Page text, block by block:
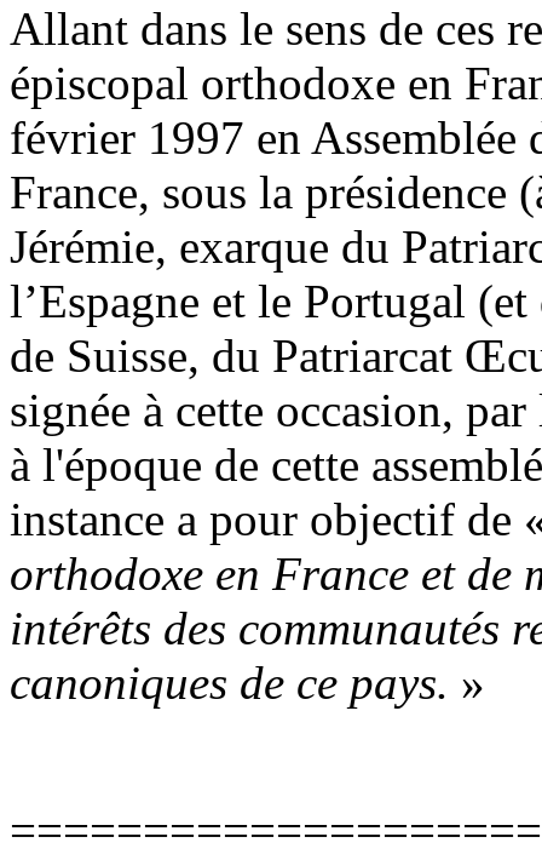
Allant dans le sens de ces
épiscopal orthodoxe en
février 1997 en Assemblée
France, sous la présidence
Jérémie, exarque du
l’Espagne et le Portugal
de Suisse, du Patriarcat
signée à cette occasion,
à l'époque de cette
instance a pour objectif de
orthodoxe en France et de
intérêts des communautés
canoniques de ce pays. »